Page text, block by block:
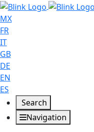
MX
FR
IT
GB
DE
EN
ES
Search
Navigation